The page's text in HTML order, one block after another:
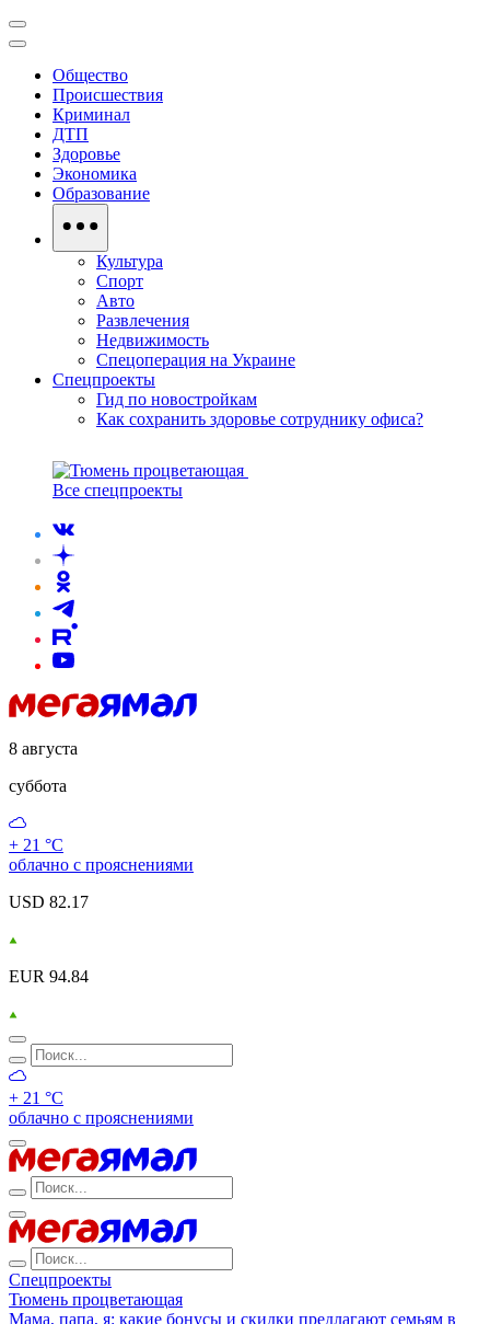
Общество
Происшествия
Криминал
ДТП
Здоровье
Экономика
Образование
Культура
Спорт
Авто
Развлечения
Недвижимость
Спецоперация на Украине
Спецпроекты
Гид по новостройкам
Как сохранить здоровье сотруднику офиса?
Все спецпроекты
8 августа
суббота
+ 21 °С
облачно с прояснениями
USD 82.17
EUR 94.84
+ 21 °С
облачно с прояснениями
Спецпроекты
Тюмень процветающая
Мама, папа, я: какие бонусы и скидки предлагают семьям в